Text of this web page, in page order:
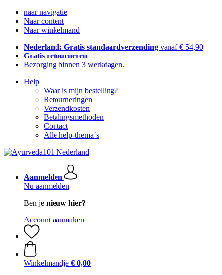
naar navigatie
Naar content
Naar winkelmand
Nederland: Gratis standaardverzending vanaf € 54,90
Gratis retourneren
Bezorging binnen 3 werkdagen.
Help
Waar is mijn bestelling?
Retourneringen
Verzendkosten
Betalingsmethoden
Contact
Alle help-thema`s
Aanmelden
Nu aanmelden
Ben je nieuw hier?
Account aanmaken
Winkelmandje € 0,00